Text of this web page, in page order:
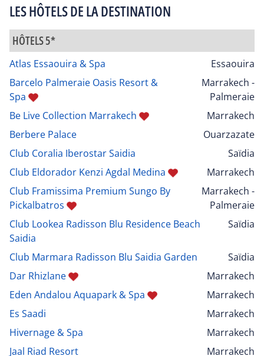
LES HÔTELS DE LA DESTINATION
HÔTELS 5*
Atlas Essaouira & Spa
Essaouira
Barcelo Palmeraie Oasis Resort &
Spa
Marrakech -
Palmeraie
Be Live Collection Marrakech
Marrakech
Berbere Palace
Ouarzazate
Club Coralia Iberostar Saidia
Saïdia
Club Eldorador Kenzi Agdal Medina
Marrakech
Club Framissima Premium Sungo By
Pickalbatros
Marrakech -
Palmeraie
Club Lookea Radisson Blu Residence Beach
Saidia
Saïdia
Club Marmara Radisson Blu Saidia Garden
Saïdia
Dar Rhizlane
Marrakech
Eden Andalou Aquapark & Spa
Marrakech
Es Saadi
Marrakech
Hivernage & Spa
Marrakech
Jaal Riad Resort
Marrakech